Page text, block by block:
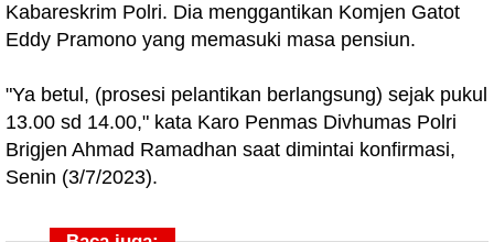
Kabareskrim Polri. Dia menggantikan Komjen Gatot
Eddy Pramono yang memasuki masa pensiun.
"Ya betul, (prosesi pelantikan berlangsung) sejak pukul
13.00 sd 14.00," kata Karo Penmas Divhumas Polri
Brigjen Ahmad Ramadhan saat dimintai konfirmasi,
Senin (3/7/2023).